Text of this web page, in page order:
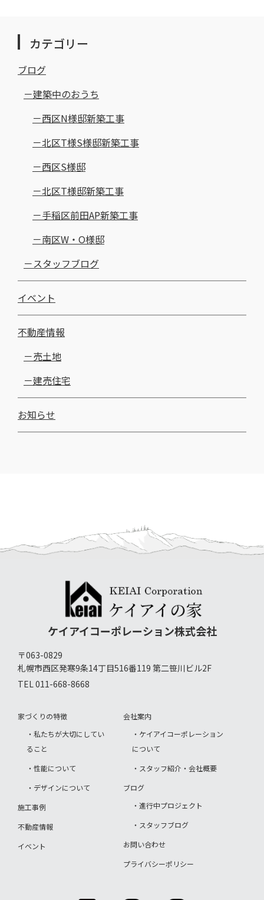
カテゴリー
ブログ
建築中のおうち
西区N様邸新築工事
北区T様S様邸新築工事
西区S様邸
北区T様邸新築工事
手稲区前田AP新築工事
南区W・O様邸
スタッフブログ
イベント
不動産情報
売土地
建売住宅
お知らせ
ケイアイコーポレーション株式会社
〒063-0829
札幌市西区発寒9条14丁目516番119 第二笹川ビル2F
TEL 011-668-8668
家づくりの特徴
・私たちが大切にしてい
ること
・性能について
・デザインについて
施工事例
不動産情報
イベント
会社案内
・ケイアイコーポレーション
について
・スタッフ紹介・会社概要
ブログ
・進行中プロジェクト
・スタッフブログ
お問い合わせ
プライバシーポリシー